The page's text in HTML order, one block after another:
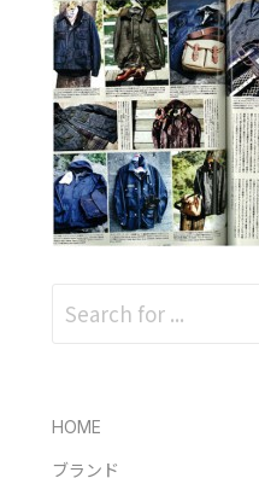
HOME
ブランド